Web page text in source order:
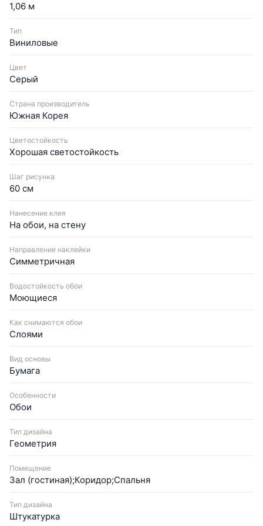
1,06 м
Тип
Виниловые
Цвет
Серый
Страна производитель
Южная Корея
Цветостойкость
Хорошая светостойкость
Шаг рисунка
60 см
Нанесение клея
На обои, на стену
Направление наклейки
Симметричная
Водостойкость обои
Моющиеся
Как снимаются обои
Слоями
Вид основы
Бумага
Особенности
Обои
Тип дизайна
Геометрия
Помещение
Зал (гостиная);Коридор;Спальня
Тип дизайна
Штукатурка